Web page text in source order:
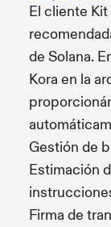
El cliente Kit
de Solana.
Kora en la
Gestión de
Estimación
Firma de